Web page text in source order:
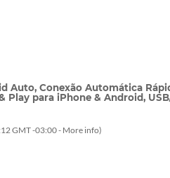
Auto, Conexão Automática
para iPhone & Android,
GMT -03:00 - More info)